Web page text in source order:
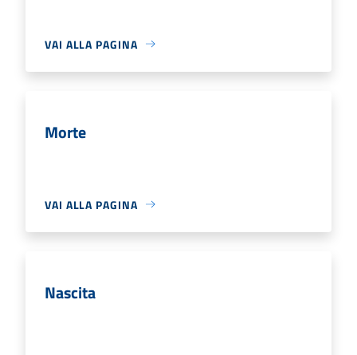
VAI ALLA PAGINA
Morte
VAI ALLA PAGINA
Nascita